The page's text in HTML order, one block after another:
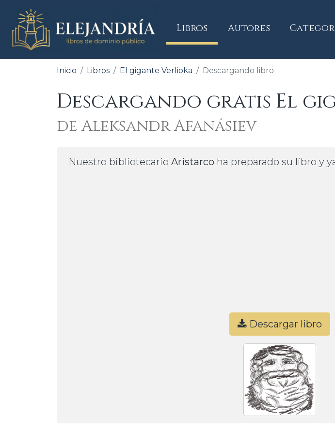
Libros(current)
Autores
Inicio Libros El gigante Verlioka Descargando libro
Descargando gratis El
de Aleksandr Afanásiev
Nuestro bibliotecario Aristarco ha preparado su libro y
Descargar libro